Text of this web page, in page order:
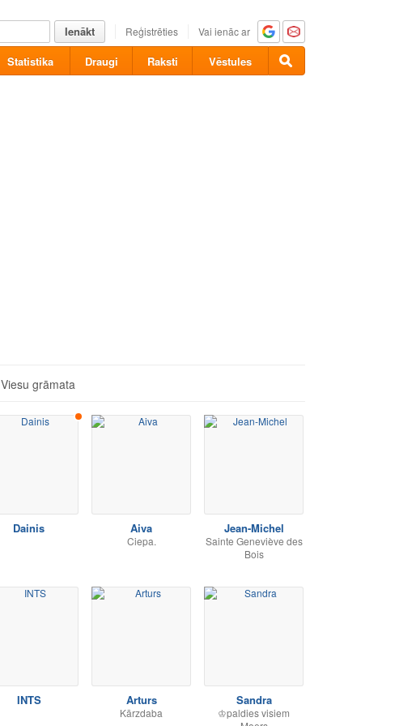
Ienākt Reģistrēties Vai ienāc ar
Statistika Draugi Raksti Vēstules
Viesu grāmata
Dainis Aiva
Ciepa.
Jean-Michel
Sainte Geneviève des
Bois
INTS Arturs
Kārzdaba
Sandra
♔paldies visiem